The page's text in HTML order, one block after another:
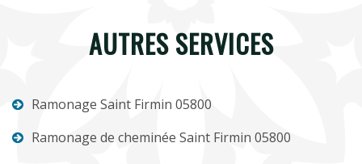
AUTRES SERVICES
Ramonage Saint Firmin 05800
Ramonage de cheminée Saint Firmin 05800